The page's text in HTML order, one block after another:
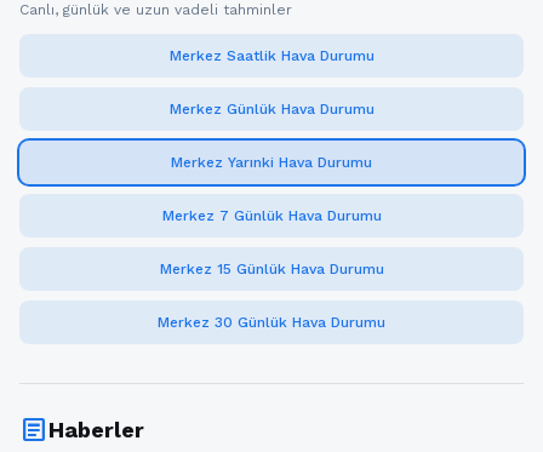
Canlı, günlük ve uzun vadeli tahminler
Merkez Saatlik Hava Durumu
Merkez Günlük Hava Durumu
Merkez Yarınki Hava Durumu
Merkez 7 Günlük Hava Durumu
Merkez 15 Günlük Hava Durumu
Merkez 30 Günlük Hava Durumu
articleHaberler